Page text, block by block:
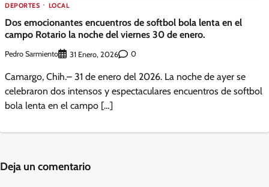
DEPORTES LOCAL
Dos emocionantes encuentros de softbol bola lenta en el
campo Rotario la noche del viernes 30 de enero.
Pedro Sarmiento 31 Enero, 2026 0
Camargo, Chih.– 31 de enero del 2026. La noche de ayer se
celebraron dos intensos y espectaculares encuentros de softbol
bola lenta en el campo […]
Deja un comentario